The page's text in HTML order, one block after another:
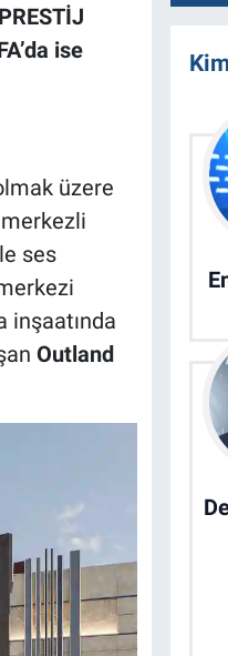
ise
üzere
ses
inşaatında
Outland